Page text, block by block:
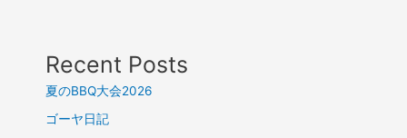
Recent Posts
夏のBBQ大会2026
ゴーヤ日記